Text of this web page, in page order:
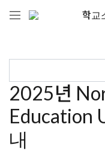
학교
2025년
Education
내